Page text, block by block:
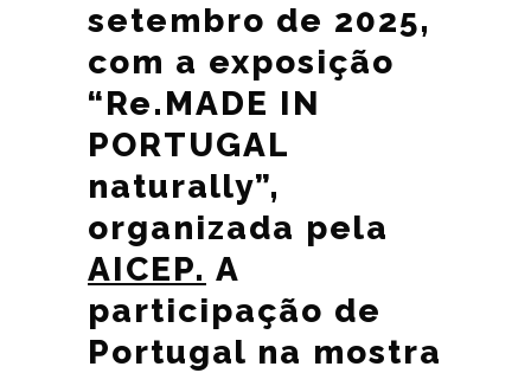
setembro de 2025,
com a exposição
“Re.MADE IN
PORTUGAL
naturally”,
organizada pela
AICEP. A
participação de
Portugal na mostra